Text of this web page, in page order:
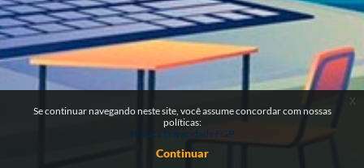
Se continuar navegando neste site, você assume concordar com nossas
políticas:
Política Privacidade FGP
Continuar
x